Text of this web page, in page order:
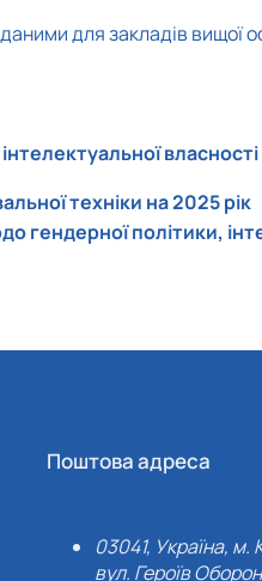
для закладів вищої
власності
техніки на 2025 рік
політики,
Поштова адреса
03041, Україна, м.
вул. Героїв